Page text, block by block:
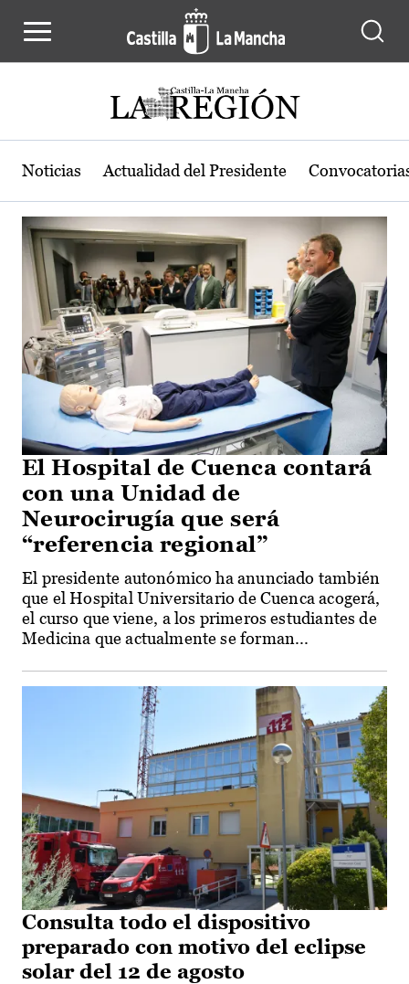
Actualidad de la región de Castilla-
Noticias Actualidad del Presidente
El Hospital de Cuenca contará
con una Unidad de
Neurocirugía que será
“referencia regional”
El presidente autonómico ha anunciado también
que el Hospital Universitario de Cuenca acogerá,
el curso que viene, a los primeros estudiantes de
Medicina que actualmente se forman...
Consulta todo el dispositivo
preparado con motivo del eclipse
solar del 12 de agosto